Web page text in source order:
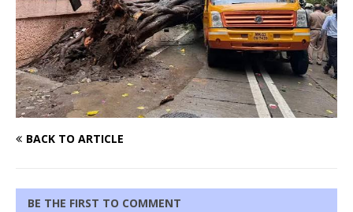
BACK TO ARTICLE
BE THE FIRST TO COMMENT